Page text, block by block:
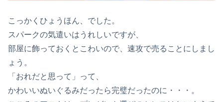
こっかくひょうほん、でした。
スパークの気遣いはうれしいですが、
部屋に飾っておくとこわいので、速攻で売ることにしまし
ょう。
「おれだと思って」って、
かわいいぬいぐるみだったら完璧だったのに・・・。